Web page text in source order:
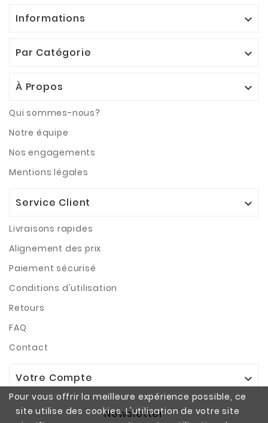
Pour vous offrir la meilleure expérience possible, ce
site utilise des cookies. L'utilisation de votre site
Informations 
Par Catégorie 
À Propos 
Qui sommes-nous?
Notre équipe
Nos engagements
Mentions légales
Service Client 
Livraisons rapides
Alignement des prix
Paiement sécurisé
Conditions d'utilisation
Retours
FAQ
Contact
Votre Compte 
Newsletter